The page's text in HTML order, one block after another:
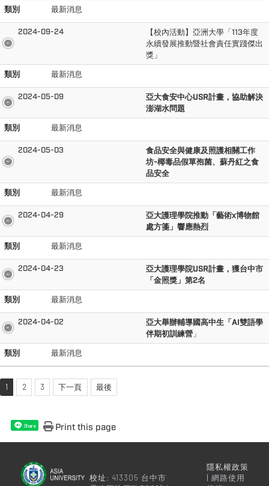
類別
最新消息
2024-09-24
【校內活動】亞洲大學「113年度
永續發展推動暨社會責任實踐傑出
獎」
類別
最新消息
2024-05-09
亞大食安中心USR計畫，協助解決
澎湖水問題
類別
最新消息
2024-05-03
食品安全與健康及照護相關工作
坊-椰毒品假單孢菌、蘇丹紅之食
品安全
類別
最新消息
2024-04-29
亞大護理學院推動「藝術x博物館
處方箋」響應熱烈
類別
最新消息
2024-04-23
亞大護理學院USR計畫，獲台中市
「金照獎」第2名
類別
最新消息
2024-04-02
亞大舉辦輔導國高中生「AI雙語學
伴期初訓練營」
類別
最新消息
1 2 3 下一頁 最後
Share Print this page
校址: 413305 台中市
隱私權政策
| 網路使用